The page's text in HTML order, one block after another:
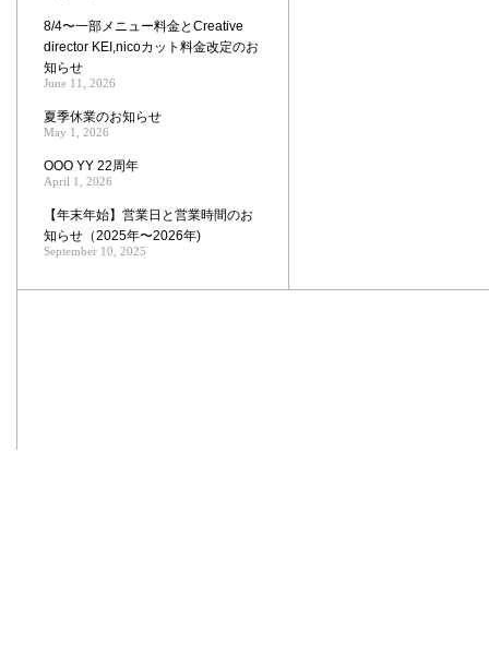
8/4〜一部メニュー料金とCreative
director KEI,nicoカット料金改定のお
知らせ
June 11, 2026
夏季休業のお知らせ
May 1, 2026
OOO YY 22周年
April 1, 2026
【年末年始】営業日と営業時間のお
知らせ（2025年〜2026年)
September 10, 2025